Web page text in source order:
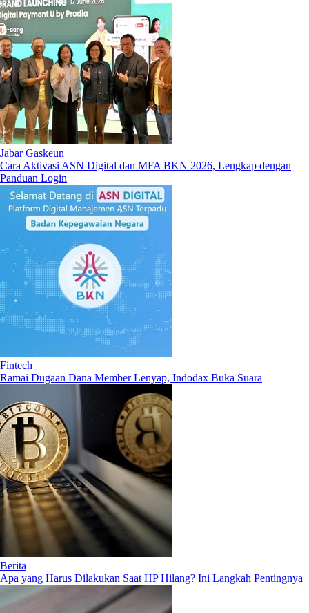
Jabar Gaskeun
Cara Aktivasi ASN Digital dan MFA BKN 2026, Lengkap dengan
Panduan Login
Fintech
Ramai Dugaan Dana Member Lenyap, Indodax Buka Suara
Berita
Apa yang Harus Dilakukan Saat HP Hilang? Ini Langkah Pentingnya